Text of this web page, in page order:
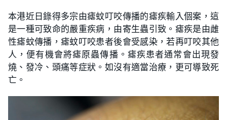
本港近日錄得多宗由瘧蚊叮咬傳播的瘧疾輸入個案，這
是一種可致命的嚴重疾病，由寄生蟲引致。瘧疾是由雌
性瘧蚊傳播，瘧蚊叮咬患者後會受感染，若再叮咬其他
人，便有機會將瘧原蟲傳播。瘧疾患者通常會出現發
燒、發冷、頭痛等症狀。如沒有適當治療，更可導致死
亡。